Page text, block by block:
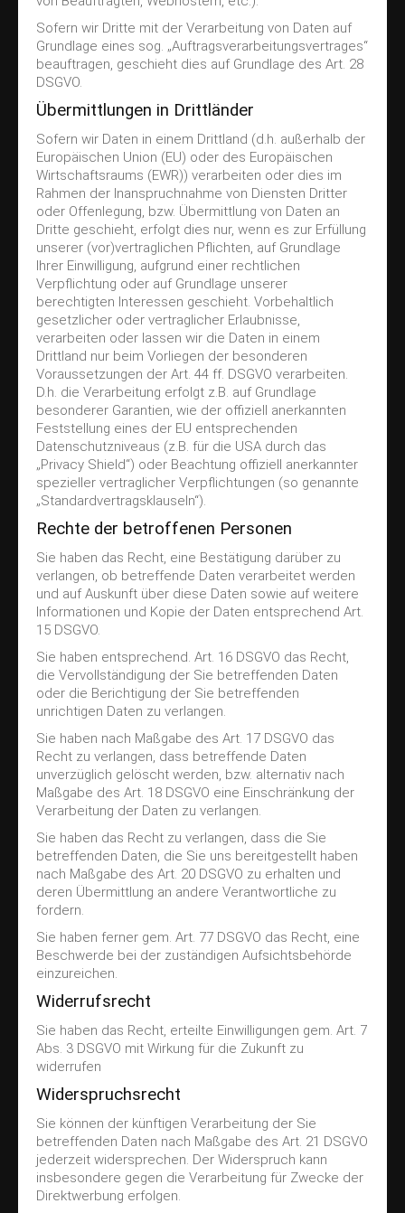
Sofern wir Dritte mit der Verarbeitung von Daten auf
Grundlage eines sog. „Auftragsverarbeitungsvertrages“
beauftragen, geschieht dies auf Grundlage des Art. 28
DSGVO.
Übermittlungen in Drittländer
Sofern wir Daten in einem Drittland (d.h. außerhalb der
Europäischen Union (EU) oder des Europäischen
Wirtschaftsraums (EWR)) verarbeiten oder dies im
Rahmen der Inanspruchnahme von Diensten Dritter
oder Offenlegung, bzw. Übermittlung von Daten an
Dritte geschieht, erfolgt dies nur, wenn es zur Erfüllung
unserer (vor)vertraglichen Pflichten, auf Grundlage
Ihrer Einwilligung, aufgrund einer rechtlichen
Verpflichtung oder auf Grundlage unserer
berechtigten Interessen geschieht. Vorbehaltlich
gesetzlicher oder vertraglicher Erlaubnisse,
verarbeiten oder lassen wir die Daten in einem
Drittland nur beim Vorliegen der besonderen
Voraussetzungen der Art. 44 ff. DSGVO verarbeiten.
D.h. die Verarbeitung erfolgt z.B. auf Grundlage
besonderer Garantien, wie der offiziell anerkannten
Feststellung eines der EU entsprechenden
Datenschutzniveaus (z.B. für die USA durch das
„Privacy Shield“) oder Beachtung offiziell anerkannter
spezieller vertraglicher Verpflichtungen (so genannte
„Standardvertragsklauseln“).
Rechte der betroffenen Personen
Sie haben das Recht, eine Bestätigung darüber zu
verlangen, ob betreffende Daten verarbeitet werden
und auf Auskunft über diese Daten sowie auf weitere
Informationen und Kopie der Daten entsprechend Art.
15 DSGVO.
Sie haben entsprechend. Art. 16 DSGVO das Recht,
die Vervollständigung der Sie betreffenden Daten
oder die Berichtigung der Sie betreffenden
unrichtigen Daten zu verlangen.
Sie haben nach Maßgabe des Art. 17 DSGVO das
Recht zu verlangen, dass betreffende Daten
unverzüglich gelöscht werden, bzw. alternativ nach
Maßgabe des Art. 18 DSGVO eine Einschränkung der
Verarbeitung der Daten zu verlangen.
Sie haben das Recht zu verlangen, dass die Sie
betreffenden Daten, die Sie uns bereitgestellt haben
nach Maßgabe des Art. 20 DSGVO zu erhalten und
deren Übermittlung an andere Verantwortliche zu
fordern.
Sie haben ferner gem. Art. 77 DSGVO das Recht, eine
Beschwerde bei der zuständigen Aufsichtsbehörde
einzureichen.
Widerrufsrecht
Sie haben das Recht, erteilte Einwilligungen gem. Art. 7
Abs. 3 DSGVO mit Wirkung für die Zukunft zu
widerrufen
Widerspruchsrecht
Sie können der künftigen Verarbeitung der Sie
betreffenden Daten nach Maßgabe des Art. 21 DSGVO
jederzeit widersprechen. Der Widerspruch kann
insbesondere gegen die Verarbeitung für Zwecke der
Direktwerbung erfolgen.